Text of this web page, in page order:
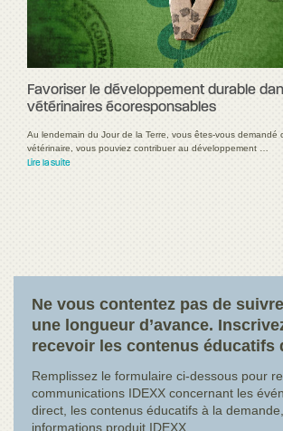
Favoriser le développement durable
vétérinaires écoresponsables
Au lendemain du Jour de la Terre, vous êtes-vous demandé
vétérinaire, vous pouviez contribuer au développement …
Lire la suite
Ne vous contentez pas de
une longueur d’avance.
recevoir les contenus éducatifs